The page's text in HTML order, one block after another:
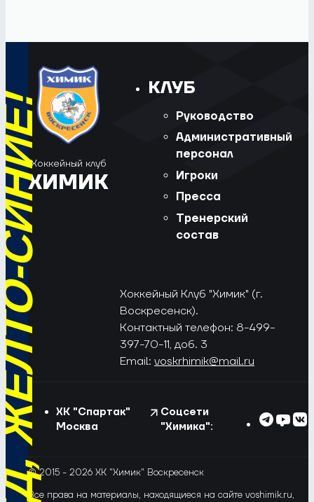
СИНИЕ!
Хоккейный клуб
ХИМИК
КЛУБ
Руководство
Административный
персонал
Игроки
Пресса
Тренерский
состав
Хоккейный Клуб "Химик" (г.
Воскресенск).
Контактный телефон: 8-499-
397-70-11, доб. 3
Email: voskrhimik@mail.ru
ХК "Спартак"
Москва
Соцсети
"Химика":
© 2015 - 2026 ХК "Химик" Воскресенск
Все права на материалы, находящиеся на сайте voshimik.ru,